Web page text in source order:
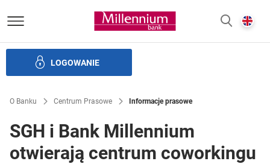
Bank Millennium homepage
LOGOWANIE
O Banku Centrum Prasowe Informacje prasowe
SGH i Bank Millennium
otwierają centrum coworkingu